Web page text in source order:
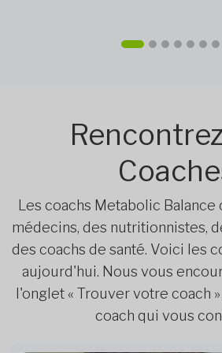
Les coachs Metabolic
médecins, des nutritionnistes,
des coachs de santé. Voici les
aujourd'hui. Nous vous
l'onglet « Trouver votre coach
coach qui vous